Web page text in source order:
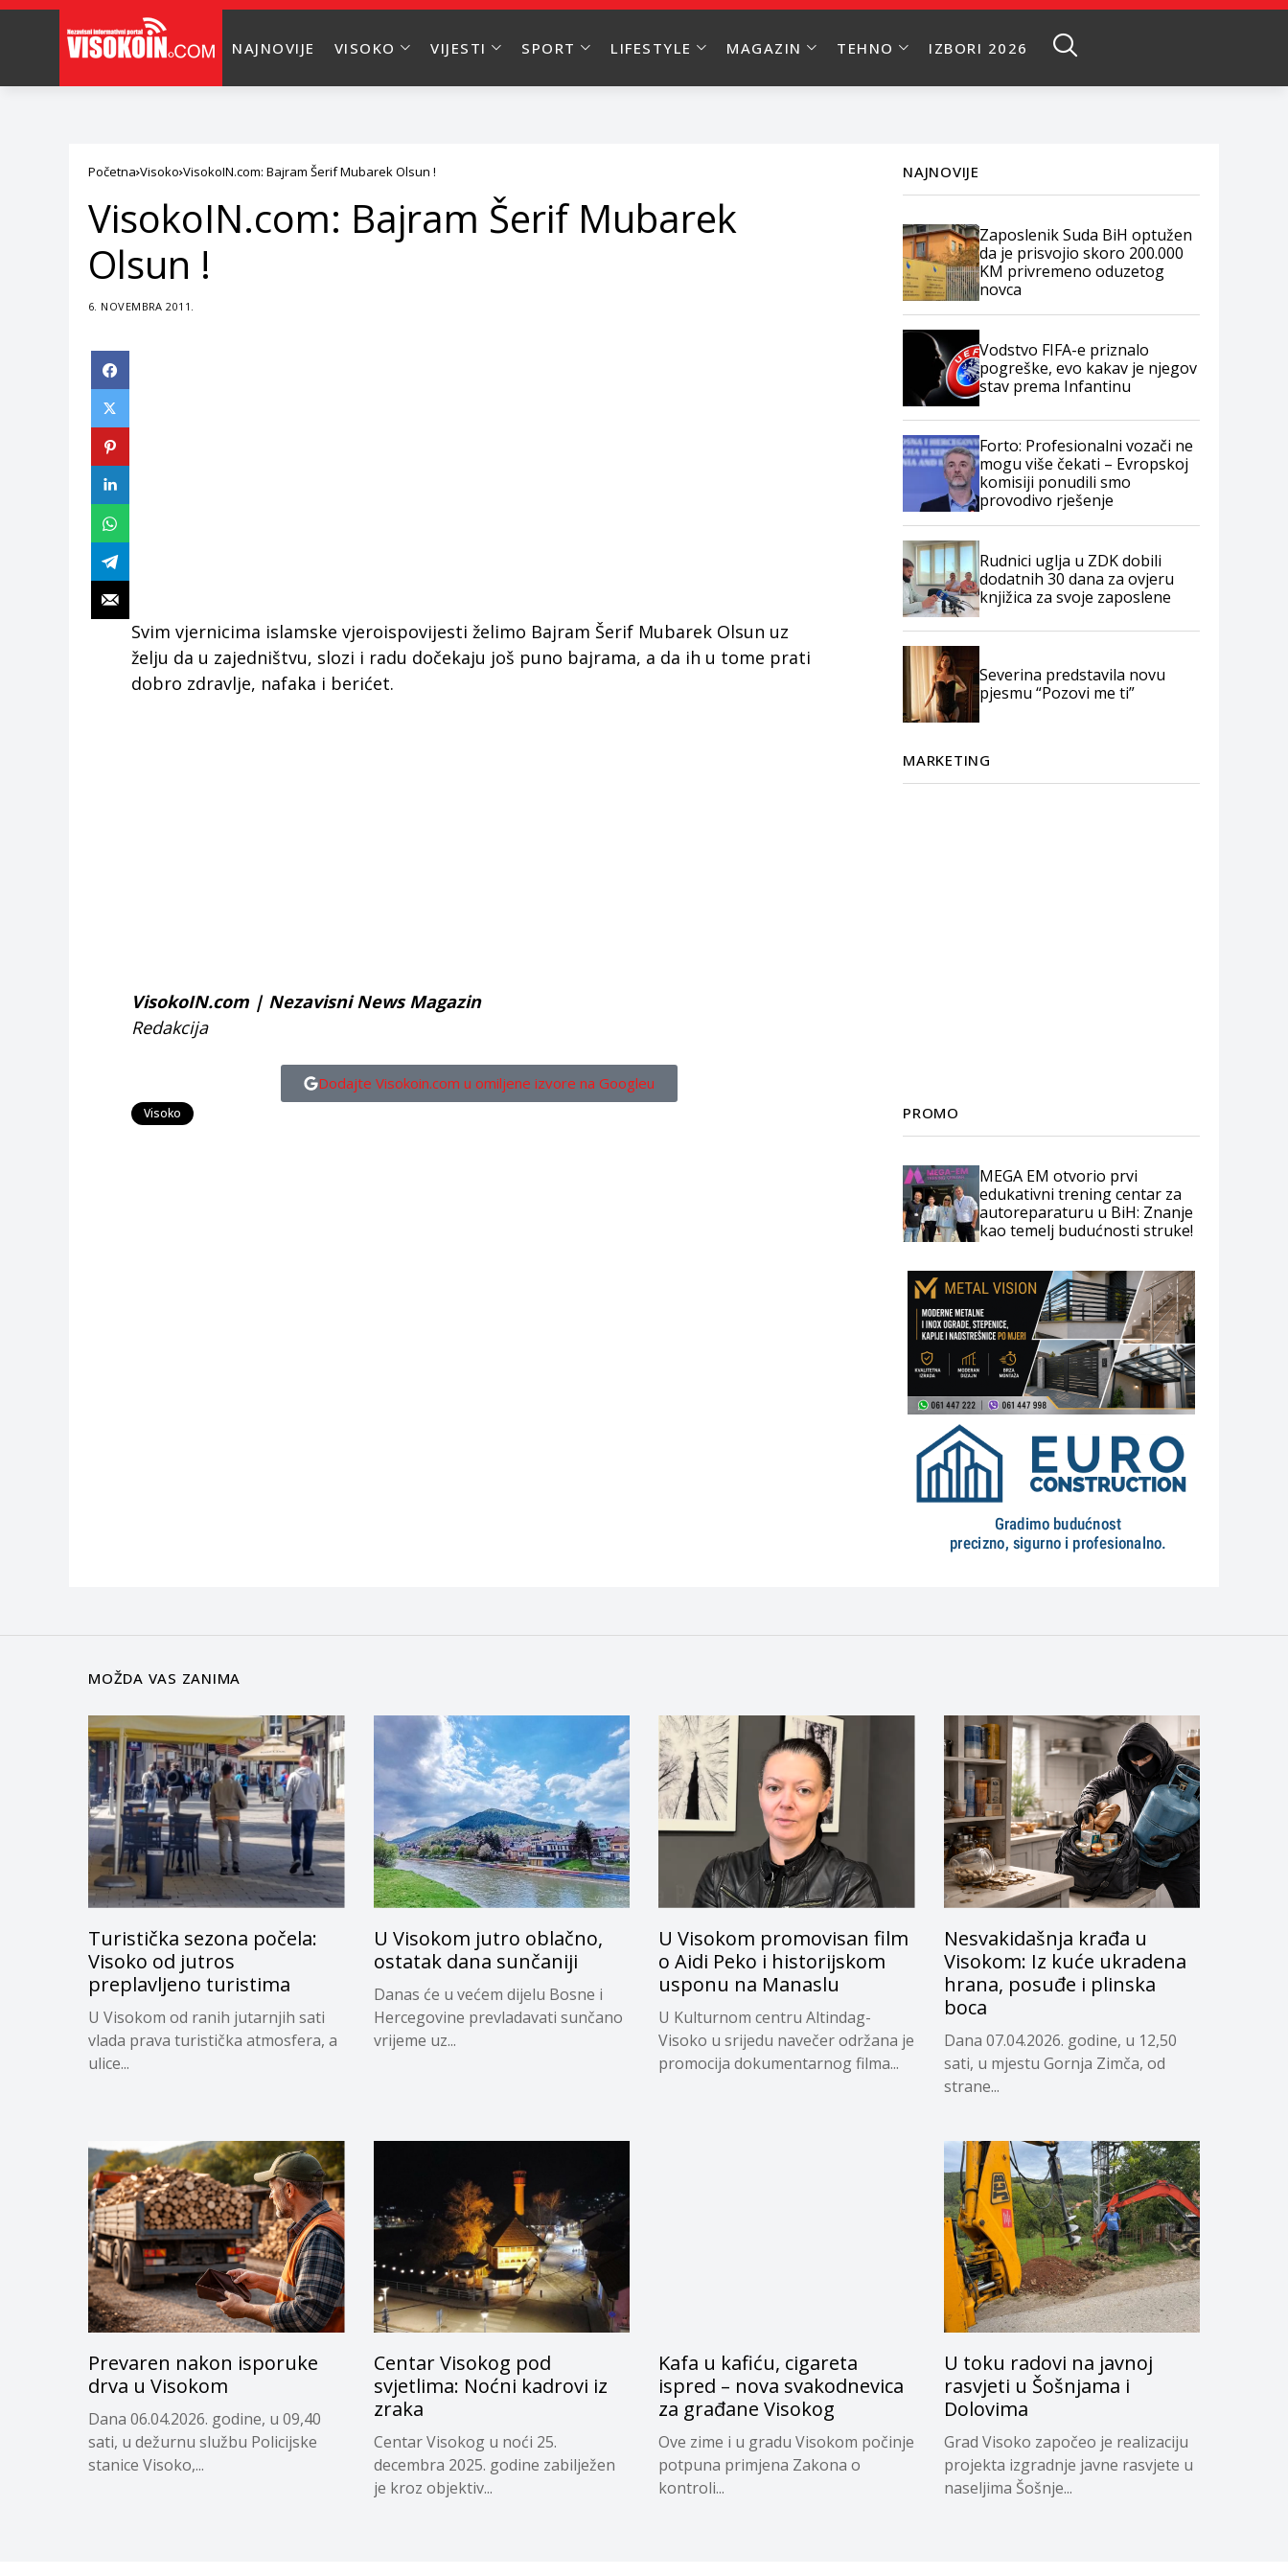
NAJNOVIJE VISOKO VIJESTI SPORT LIFESTYLE MAGAZIN TEHNO IZBORI 2026
Početna Visoko VisokoIN.com: Bajram Šerif Mubarek Olsun !
VisokoIN.com: Bajram Šerif Mubarek
Olsun !
6. NOVEMBRA 2011.
Svim vjernicima islamske vjeroispovijesti želimo Bajram Šerif Mubarek Olsun uz
želju da u zajedništvu, slozi i radu dočekaju još puno bajrama, a da ih u tome prati
dobro zdravlje, nafaka i berićet.
VisokoIN.com | Nezavisni News Magazin
Redakcija
Dodajte Visokoin.com u omiljene izvore na Googleu
Visoko
NAJNOVIJE
Zaposlenik Suda BiH optužen
da je prisvojio skoro 200.000
KM privremeno oduzetog
novca
Vodstvo FIFA-e priznalo
pogreške, evo kakav je njegov
stav prema Infantinu
Forto: Profesionalni vozači ne
mogu više čekati – Evropskoj
komisiji ponudili smo
provodivo rješenje
Rudnici uglja u ZDK dobili
dodatnih 30 dana za ovjeru
knjižica za svoje zaposlene
Severina predstavila novu
pjesmu “Pozovi me ti”
MARKETING
PROMO
MEGA EM otvorio prvi
edukativni trening centar za
autoreparaturu u BiH: Znanje
kao temelj budućnosti struke!
MOŽDA VAS ZANIMA
Turistička sezona počela:
Visoko od jutros
preplavljeno turistima
U Visokom od ranih jutarnjih sati
vlada prava turistička atmosfera, a
ulice...
U Visokom jutro oblačno,
ostatak dana sunčaniji
Danas će u većem dijelu Bosne i
Hercegovine prevladavati sunčano
vrijeme uz...
U Visokom promovisan film
o Aidi Peko i historijskom
usponu na Manaslu
U Kulturnom centru Altindag-
Visoko u srijedu navečer održana je
promocija dokumentarnog filma...
Nesvakidašnja krađa u
Visokom: Iz kuće ukradena
hrana, posuđe i plinska
boca
Dana 07.04.2026. godine, u 12,50
sati, u mjestu Gornja Zimča, od
strane...
Prevaren nakon isporuke
drva u Visokom
Dana 06.04.2026. godine, u 09,40
sati, u dežurnu službu Policijske
stanice Visoko,...
Centar Visokog pod
svjetlima: Noćni kadrovi iz
zraka
Centar Visokog u noći 25.
decembra 2025. godine zabilježen
je kroz objektiv...
Kafa u kafiću, cigareta
ispred – nova svakodnevica
za građane Visokog
Ove zime i u gradu Visokom počinje
potpuna primjena Zakona o
kontroli...
U toku radovi na javnoj
rasvjeti u Šošnjama i
Dolovima
Grad Visoko započeo je realizaciju
projekta izgradnje javne rasvjete u
naseljima Šošnje...